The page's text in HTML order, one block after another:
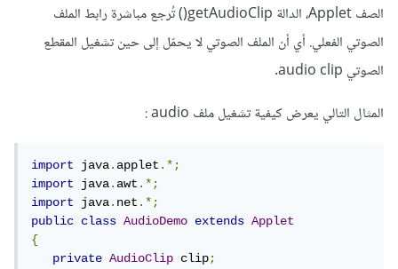
الصف Applet، الدالة getAudioClip() تُرجع مباشرة رابط الملف
الصوتي الفعلي. أي أن الملف الصوتي لا يحمّل إلى حين تشغيل المقطع
الصوتي audio clip.
المثال التالي يعرض كيفية تشغيل ملف audio :
import java.applet.*;
import
java.awt.*;
import
java.net.*;
public
class AudioDemo extends
Applet
{
private
AudioClip clip;